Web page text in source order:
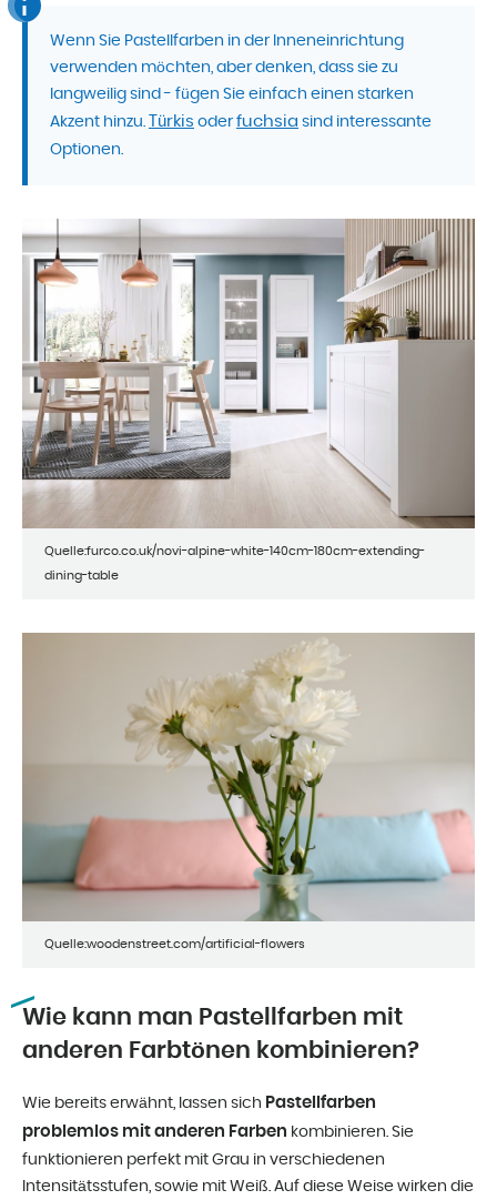
Wenn Sie Pastellfarben in der Inneneinrichtung
verwenden möchten, aber denken, dass sie zu
langweilig sind - fügen Sie einfach einen starken
Akzent hinzu.
Türkis oderfuchsia sind interessante
Optionen.
Quelle:furco.co.uk/novi-alpine-white-140cm-180cm-extending-
dining-table
Quelle:woodenstreet.com/artificial-flowers
Wie kann man Pastellfarben mit
anderen Farbtönen kombinieren?
Wie bereits erwähnt, lassen sich Pastellfarben
problemlos mit anderen Farben kombinieren. Sie
funktionieren perfekt mit Grau in verschiedenen
Intensitätsstufen, sowie mit Weiß. Auf diese Weise wirken die